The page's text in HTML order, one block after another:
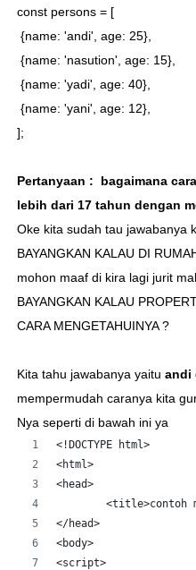
const persons = [
{name: 'andi', age: 25},
{name: 'nasution', age: 15},
{name: 'yadi', age: 40},
{name: 'yani', age: 12},
];
Pertanyaan : bagaimana
lebih dari 17 tahun dengan
Oke kita sudah tau jawabanya
BAYANGKAN KALAU DI
mohon maaf di kira lagi jurit
BAYANGKAN KALAU
CARA MENGETAHUINYA ?
Kita tahu jawabanya yaitu andi
mempermudah caranya kita
Nya seperti di bawah ini ya
<!DOCTYPE html>
<html>
<head>
<title>contoh
</head>
<body>
<script>